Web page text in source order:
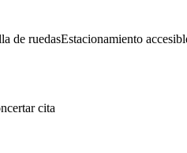
de ruedasEstacionamiento
cita